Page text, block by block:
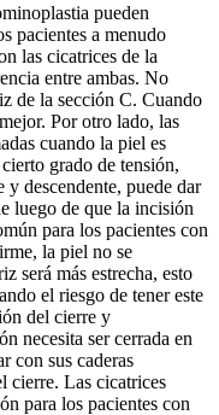
pueden
pacientes a menudo
las cicatrices de la
entre ambas. No
de la sección C. Cuando
Por otro lado, las
cuando la piel es
grado de tensión,
descendente, puede dar
luego de que la incisión
para los pacientes con
la piel no se
será más estrecha, esto
el riesgo de tener este
del cierre y
necesita ser cerrada en
con sus caderas
cierre. Las cicatrices
para los pacientes con